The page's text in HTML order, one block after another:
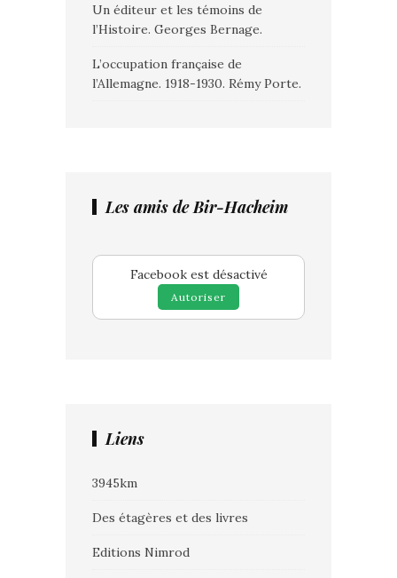
Un éditeur et les témoins de
l’Histoire. Georges Bernage.
L’occupation française de
l’Allemagne. 1918-1930. Rémy Porte.
Les amis de Bir-Hacheim
Facebook est désactivé
Autoriser
Liens
3945km
Des étagères et des livres
Editions Nimrod